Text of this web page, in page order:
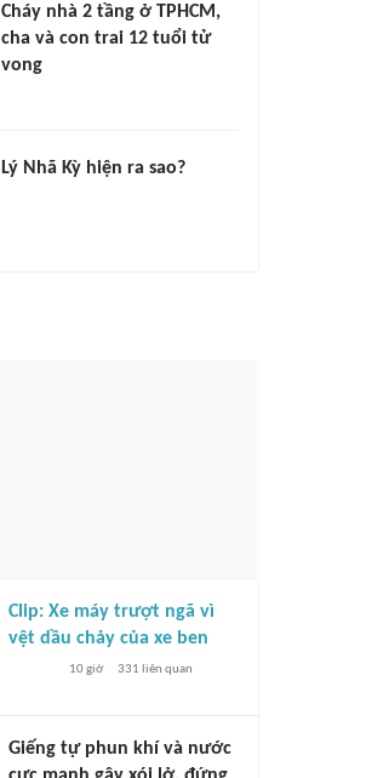
Cháy nhà 2 tầng ở TPHCM,
cha và con trai 12 tuổi tử
vong
Lý Nhã Kỳ hiện ra sao?
Clip: Xe máy trượt ngã vì
vệt dầu chảy của xe ben
10 giờ 331 liên quan
Giếng tự phun khí và nước